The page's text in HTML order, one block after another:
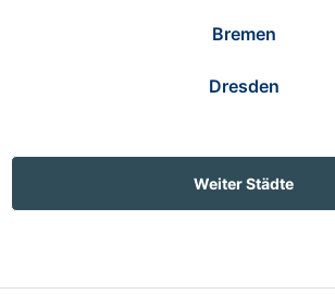
Bremen
Dresden
Weiter Städte